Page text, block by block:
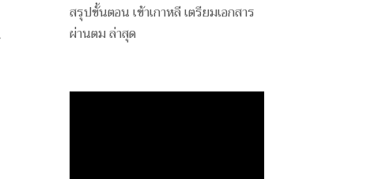
สรุปขั้นตอน เข้าเกาหลี เตรียมเอกสาร
ผ่านตม ล่าสุด